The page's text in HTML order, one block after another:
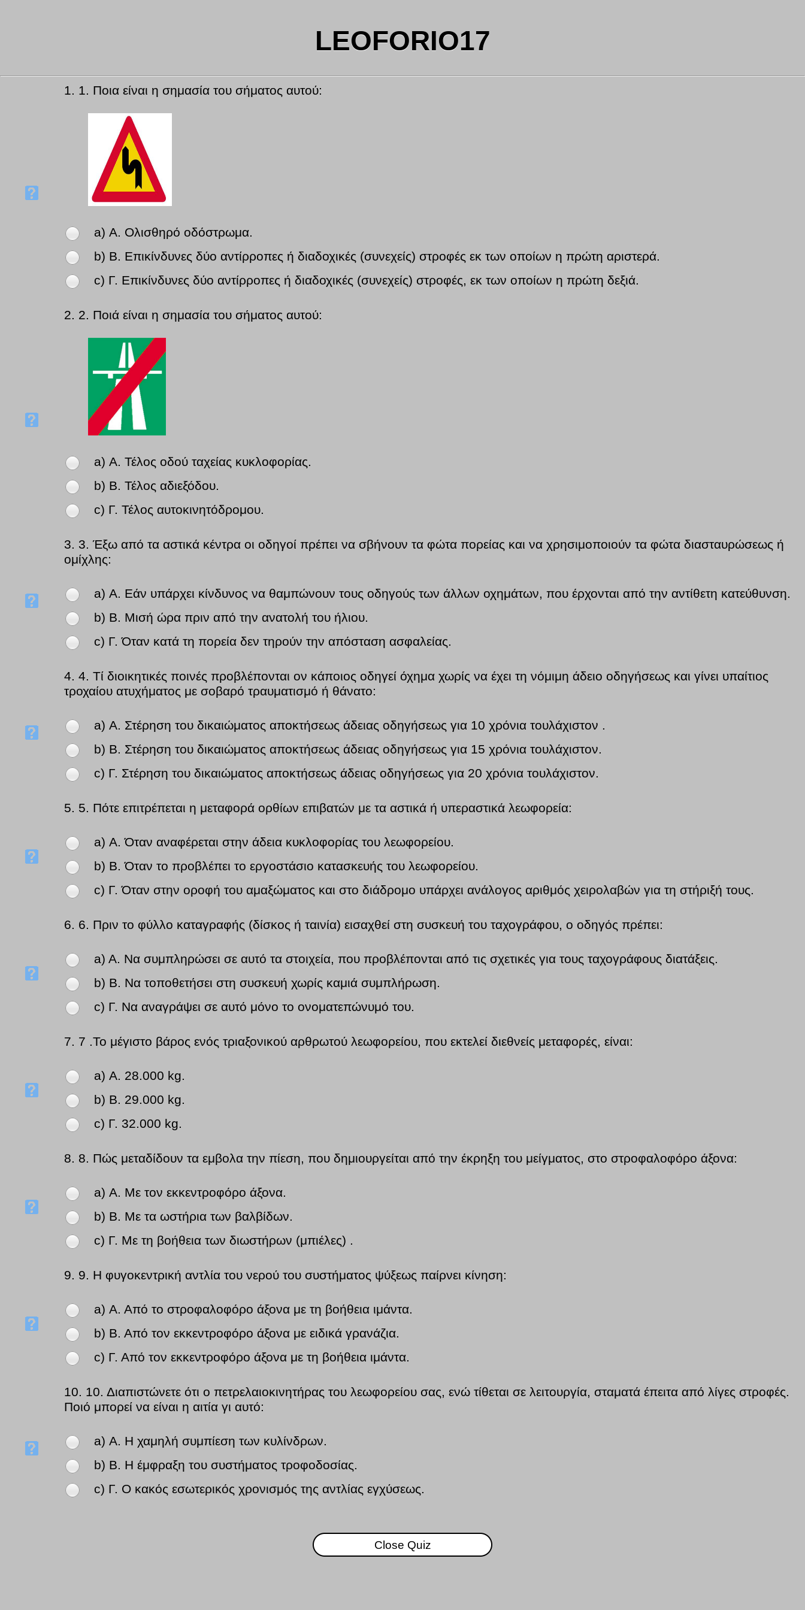
LEOFORIO17
1. 1. Ποια είναι η σημασία του σήματος αυτού:
a) Α. Ολισθηρό οδόστρωμα.
b) Β. Επικίνδυνες δύο αντίρροπες ή διαδοχικές (συνεχείς) στροφές εκ των οποίων η πρώτη αριστερά.
c) Γ. Επικίνδυνες δύο αντίρροπες ή διαδοχικές (συνεχείς) στροφές, εκ των οποίων η πρώτη δεξιά.
2. 2. Ποιά είναι η σημασία του σήματος αυτού:
a) Α. Τέλος οδού ταχείας κυκλοφορίας.
b) Β. Τέλος αδιεξόδου.
c) Γ. Τέλος αυτοκινητόδρομου.
3. 3. Έξω από τα αστικά κέντρα οι οδηγοί πρέπει να σβήνουν τα φώτα πορείας και να χρησιμοποιούν τα φώτα διασταυρώσεως ή
ομίχλης:
a) Α. Εάν υπάρχει κίνδυνος να θαμπώνουν τους οδηγούς των άλλων οχημάτων, που έρχονται από την αντίθετη κατεύθυνση.
b) Β. Μισή ώρα πριν από την ανατολή του ήλιου.
c) Γ. Όταν κατά τη πορεία δεν τηρούν την απόσταση ασφαλείας.
4. 4. Τί διοικητικές ποινές προβλέπονται ον κάποιος οδηγεί όχημα χωρίς να έχει τη νόμιμη άδειο οδηγήσεως και γίνει υπαίτιος
τροχαίου ατυχήματος με σοβαρό τραυματισμό ή θάνατο:
a) Α. Στέρηση του δικαιώματος αποκτήσεως άδειας οδηγήσεως για 10 χρόνια τουλάχιστον .
b) Β. Στέρηση του δικαιώματος αποκτήσεως άδειας οδηγήσεως για 15 χρόνια τουλάχιστον.
c) Γ. Στέρηση του δικαιώματος αποκτήσεως άδειας οδηγήσεως για 20 χρόνια τουλάχιστον.
5. 5. Πότε επιτρέπεται η μεταφορά ορθίων επιβατών με τα αστικά ή υπεραστικά λεωφορεία:
a) Α. Όταν αναφέρεται στην άδεια κυκλοφορίας του λεωφορείου.
b) Β. Όταν το προβλέπει το εργοστάσιο κατασκευής του λεωφορείου.
c) Γ. Όταν στην οροφή του αμαξώματος και στο διάδρομο υπάρχει ανάλογος αριθμός χειρολαβών για τη στήριξή τους.
6. 6. Πριν το φύλλο καταγραφής (δίσκος ή ταινία) εισαχθεί στη συσκευή του ταχογράφου, ο οδηγός πρέπει:
a) Α. Να συμπληρώσει σε αυτό τα στοιχεία, που προβλέπονται από τις σχετικές για τους ταχογράφους διατάξεις.
b) Β. Να τοποθετήσει στη συσκευή χωρίς καμιά συμπλήρωση.
c) Γ. Να αναγράψει σε αυτό μόνο το ονοματεπώνυμό του.
7. 7 .Το μέγιστο βάρος ενός τριαξονικού αρθρωτού λεωφορείου, που εκτελεί διεθνείς μεταφορές, είναι:
a) Α. 28.000 kg.
b) Β. 29.000 kg.
c) Γ. 32.000 kg.
8. 8. Πώς μεταδίδουν τα εμβολα την πίεση, που δημιουργείται από την έκρηξη του μείγματος, στο στροφαλοφόρο άξονα:
a) Α. Με τον εκκεντροφόρο άξονα.
b) Β. Με τα ωστήρια των βαλβίδων.
c) Γ. Με τη βοήθεια των διωστήρων (μπιέλες) .
9. 9. Η φυγοκεντρική αντλία του νερού του συστήματος ψύξεως παίρνει κίνηση:
a) Α. Από το στροφαλοφόρο άξονα με τη βοήθεια ιμάντα.
b) Β. Από τον εκκεντροφόρο άξονα με ειδικά γρανάζια.
c) Γ. Από τον εκκεντροφόρο άξονα με τη βοήθεια ιμάντα.
10. 10. Διαπιστώνετε ότι ο πετρελαιοκινητήρας του λεωφορείου σας, ενώ τίθεται σε λειτουργία, σταματά έπειτα από λίγες στροφές.
Ποιό μπορεί να είναι η αιτία γι αυτό:
a) Α. Η χαμηλή συμπίεση των κυλίνδρων.
b) Β. Η έμφραξη του συστήματος τροφοδοσίας.
c) Γ. Ο κακός εσωτερικός χρονισμός της αντλίας εγχύσεως.